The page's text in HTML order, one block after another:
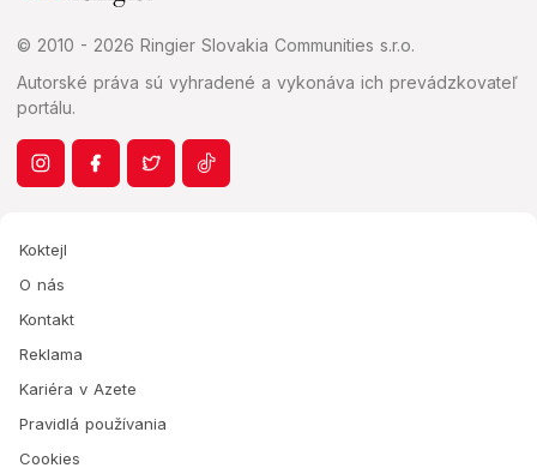
© 2010 - 2026 Ringier Slovakia Communities s.r.o.
Autorské práva sú vyhradené a vykonáva ich prevádzkovateľ
portálu.
Koktejl
O nás
Kontakt
Reklama
Kariéra v Azete
Pravidlá používania
Cookies